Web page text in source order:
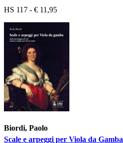
HS 117 - € 11,95
Biordi, Paolo
Scale e arpeggi per Viola da Gamba